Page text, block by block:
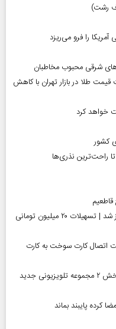
رشت)
را فرو می‌ریزد
شرقی محبوب مخاطبان
سکه امروز ۱۱ مرداد ۱۴۰۵ | افت قیمت طلا در بازار تهران با کاهش
خواهد کرد
راحت‌ترین نذری‌ها
ثبت‌نام وام اربعین بازنشستگان کشوری آغاز شد | تسهیلات ۲۰ میلیون تومانی
اتصال کارت سوخت به کارت
هنرمند منحصر‌به‌فردی را از دست دادیم/ پخش ۲ مجموعه تلویزیونی جدید
کرده پایبند بماند